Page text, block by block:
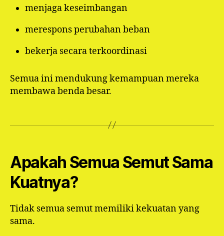
menjaga keseimbangan
merespons perubahan beban
bekerja secara terkoordinasi
Semua ini mendukung kemampuan mereka
membawa benda besar.
Apakah Semua Semut Sama
Kuatnya?
Tidak semua semut memiliki kekuatan yang
sama.